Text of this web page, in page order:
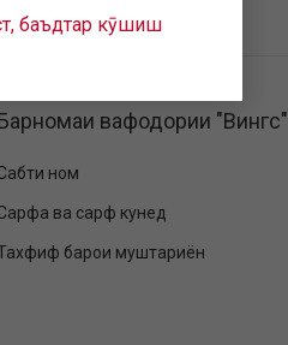
баъдтар кӯшиш
вафодории "Вингс"
ном
ва сарф кунед
барои муштариён